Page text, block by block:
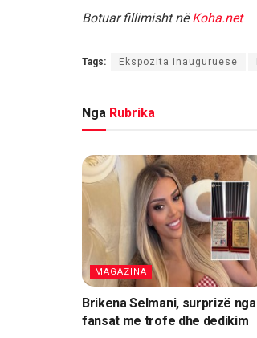
Botuar fillimisht nëKoha.net
Tags: Ekspozita inauguruese
Nga Rubrika
MAGAZINA
Brikena Selmani, surprizë nga
fansat me trofe dhe dedikim